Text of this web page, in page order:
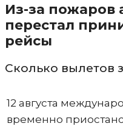
Из-за пожаров
перестал
рейсы
Сколько вылетов
12 августа
временно